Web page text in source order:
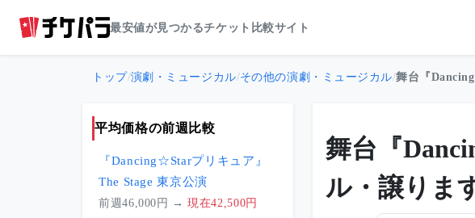
最安値が見つかるチケット比較サイト
トップ/演劇・ミュージカル/その他の演劇・ミュージカル/舞台『
舞台『
ル・譲りま
平均価格の前週比較
『Dancing☆Starプリキュア』
The Stage 東京公演
前週46,000円 → 現在42,500円